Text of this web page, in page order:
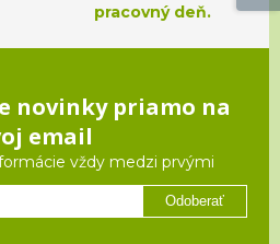
pracovný deň.
novinky priamo na
email
vždy medzi prvými
Odoberať